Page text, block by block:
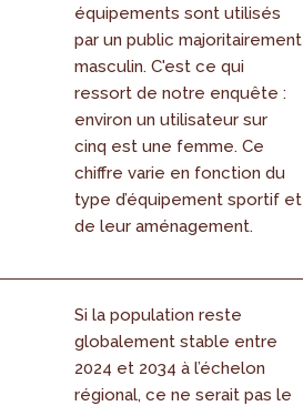
équipements sont utilisés
par un public majoritairement
masculin. C'est ce qui
ressort de notre enquête :
environ un utilisateur sur
cinq est une femme. Ce
chiffre varie en fonction du
type d’équipement sportif et
de leur aménagement.
Si la population reste
globalement stable entre
2024 et 2034 à l’échelon
régional, ce ne serait pas le